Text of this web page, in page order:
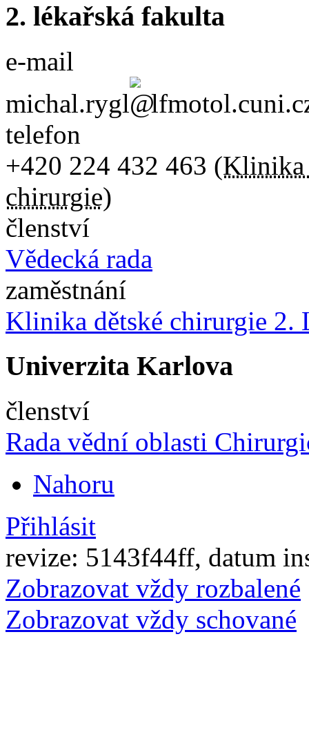
2. lékařská fakulta
e-mail
michal.rygl
telefon
+420 224 432 463 (Klinika
chirurgie)
členství
Vědecká rada
zaměstnání
Klinika dětské chirurgie
Univerzita Karlova
členství
Rada vědní oblasti
Nahoru
Přihlásit
revize: 5143f44ff, datum
Zobrazovat vždy rozbalené
Zobrazovat vždy schované